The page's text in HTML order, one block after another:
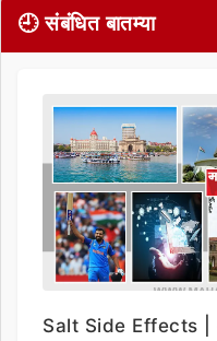
🕘 संबंधित बातम्या
Salt Side Effects |